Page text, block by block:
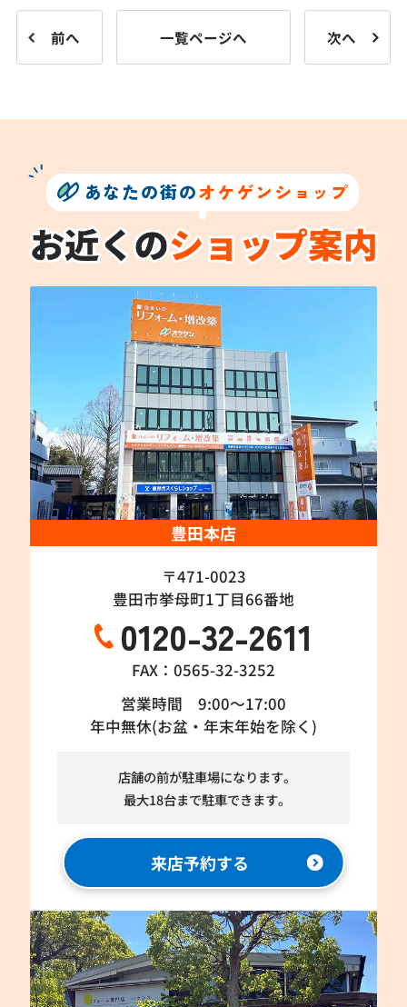
前へ 一覧ページへ 次へ
あなたの街のオケゲンショップ
豊田本店
〒471-0023
豊田市挙母町1丁目66番地
0120-32-2611
FAX：0565-32-3252
営業時間 9:00～17:00
年中無休(お盆・年末年始を除く)
店舗の前が駐車場になります。
最大18台まで駐車できます。
来店予約する